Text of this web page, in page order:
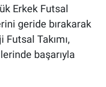
Erkek Futsal
geride bırakarak
Takımı,
başarıyla